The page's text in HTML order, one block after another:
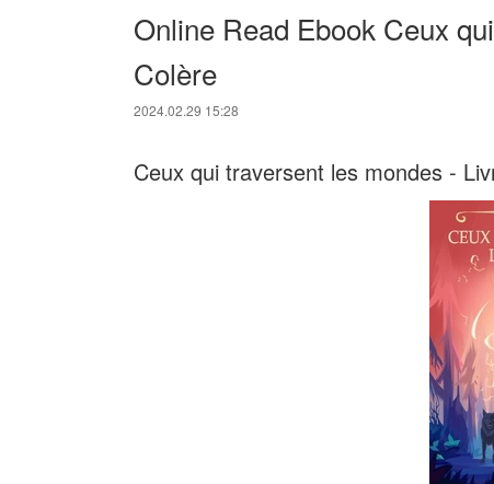
Online Read Ebook Ceux
Colère
2024.02.29 15:28
Ceux qui traversent les mondes -